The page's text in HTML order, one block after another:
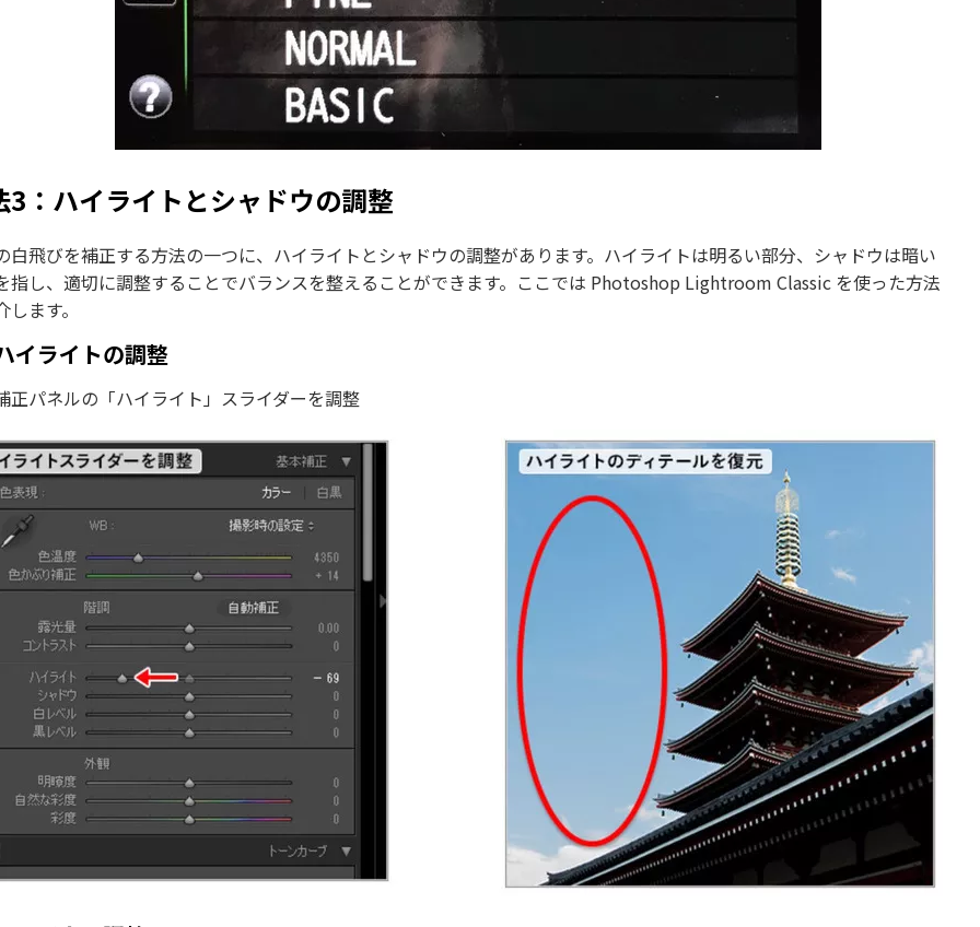
3：ハイライトとシャドウの調整
白飛びを補正する方法の一つに、ハイライトとシャドウの調整があります。ハイライトは明るい部分、シャドウは暗い
指し、適切に調整することでバランスを整えることができます。ここでは Photoshop Lightroom Classic を使った方法
ます。
イライトの調整
正パネルの「ハイライト」スライダーを調整